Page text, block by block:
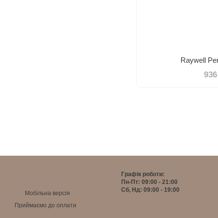
Raywell
Мобільна версія
Приймаємо до оплати
Графік роботи:
Пн-Пт: 09:00 - 21:00
Сб, Нд: 09:00 - 19:00